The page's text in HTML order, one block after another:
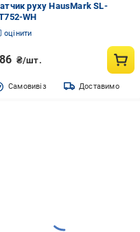
руху HausMark SL-
WH
оцінити
₴/шт.
Cамовивіз Доставимо